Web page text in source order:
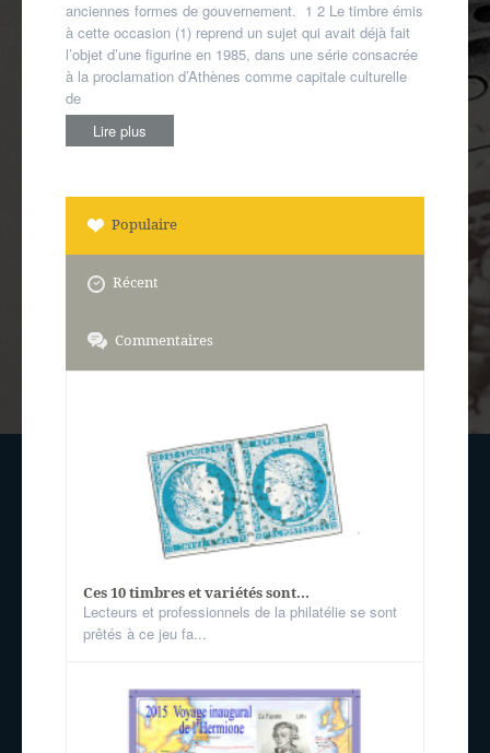
anciennes formes de gouvernement. 1 2 Le timbre émis
à cette occasion (1) reprend un sujet qui avait déjà fait
l’objet d’une figurine en 1985, dans une série consacrée
à la proclamation d’Athènes comme capitale culturelle
de
Lire plus
Populaire
Récent
Commentaires
Ces 10 timbres et variétés sont...
Lecteurs et professionnels de la philatélie se sont
prêtés à ce jeu fa...